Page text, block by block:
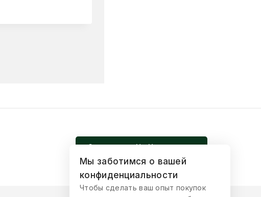
Записаться На Церемонию
Мы заботимся о вашей
конфиденциальности
Чтобы сделать ваш опыт покупок